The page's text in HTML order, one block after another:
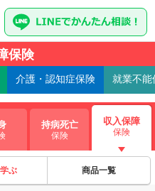
介護・認知症保険 就業不能
持病死亡
保険
収入保障
保険
保険
ぶ 商品一覧